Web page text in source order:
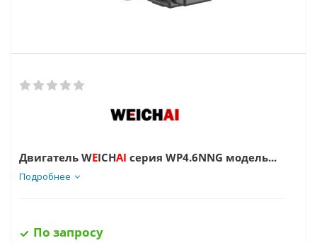
Двигатель WEICHAI серия WP4.6NNG модель...
Подробнее
По запросу